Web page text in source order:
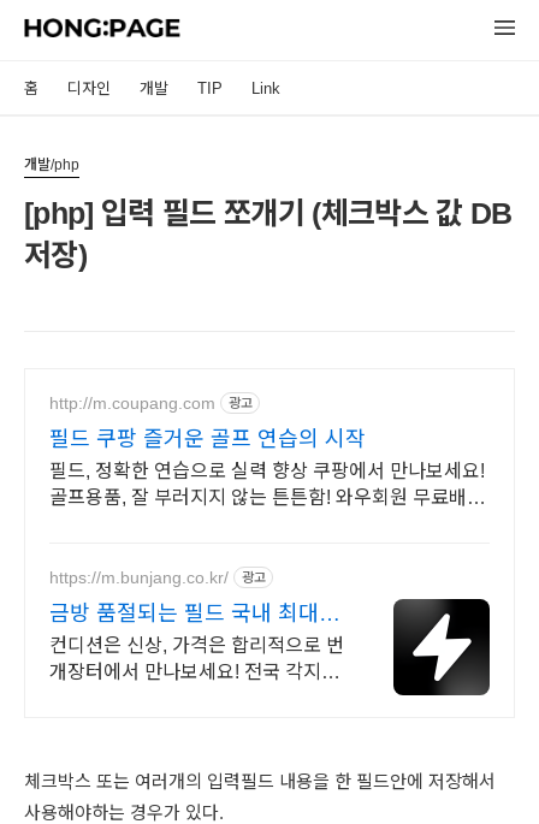
홈 디자인 개발 TIP Link
개발/php
[php] 입력 필드 쪼개기 (체크박스 값 DB
저장)
http://m.coupang.com 광고
필드 쿠팡 즐거운 골프 연습의 시작
필드, 정확한 연습으로 실력 향상 쿠팡에서 만나보세요!
골프용품, 잘 부러지지 않는 튼튼함! 와우회원 무료배송
https://m.bunjang.co.kr/ 광고
금방 품절되는 필드 국내 최대 브
랜드 중고거래
컨디션은 신상, 가격은 합리적으로 번
개장터에서 만나보세요! 전국 각지에
체크박스 또는 여러개의 입력필드 내용을 한 필드안에 저장해서
사용해야하는 경우가 있다.